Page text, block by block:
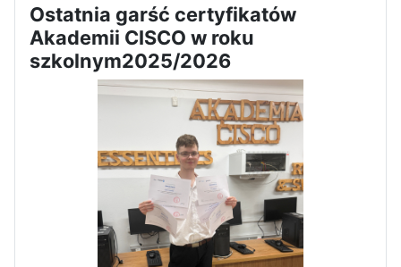
Informatycy zapraszają do
Staszica w Iłży!
Ostatnia garść certyfikatów
Akademii CISCO w roku
szkolnym2025/2026